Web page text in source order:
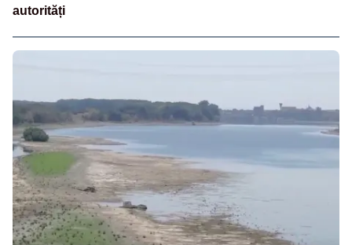
autorități